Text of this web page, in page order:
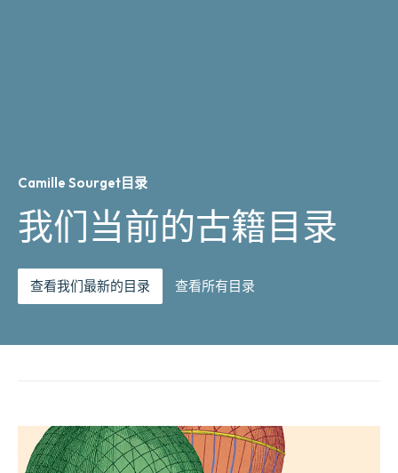
Camille Sourget目录
我们当前的古籍目录
查看我们最新的目录 查看所有目录